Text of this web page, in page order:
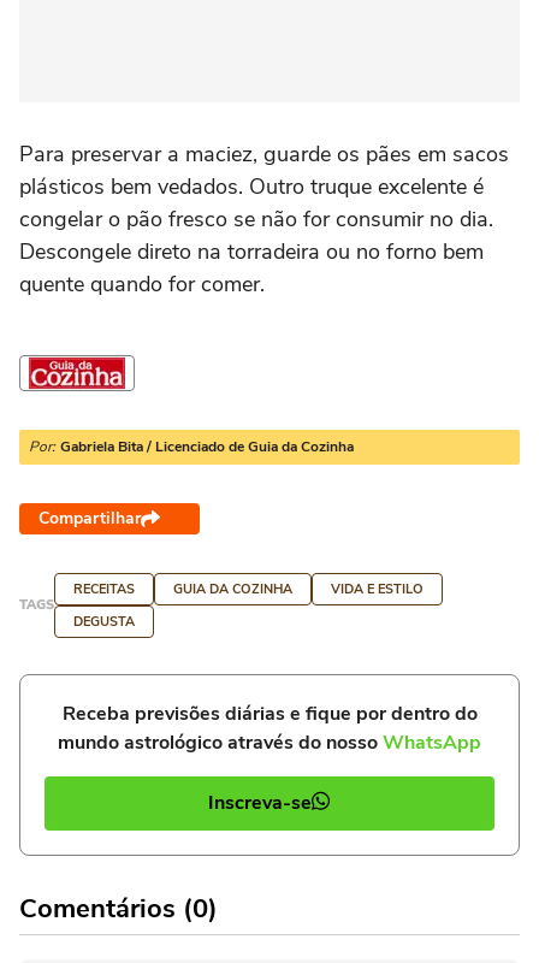
Para preservar a maciez, guarde os pães em sacos
plásticos bem vedados. Outro truque excelente é
congelar o pão fresco se não for consumir no dia.
Descongele direto na torradeira ou no forno bem
quente quando for comer.
Por: Gabriela Bita / Licenciado de Guia da Cozinha
Compartilhar
TAGS
RECEITAS GUIA DA COZINHA
VIDA E ESTILO
DEGUSTA
Receba previsões diárias e fique por dentro do
mundo astrológico através do nossoWhatsApp
Inscreva-se
Comentários (0)